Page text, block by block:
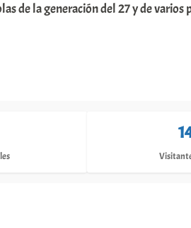
de la generación del 27 y de varios